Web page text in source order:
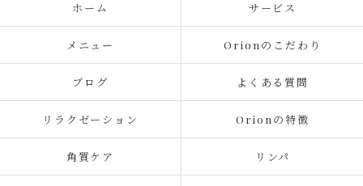
ホーム サービス
メニュー Orionのこだわり
ブログ よくある質問
リラクゼーション Orionの特徴
角質ケア リンパ